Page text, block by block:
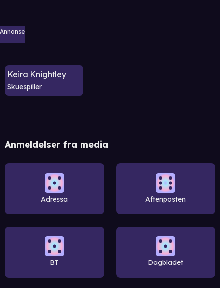
Annonse
Keira Knightley
Skuespiller
Anmeldelser fra media
Adressa Aftenposten
BT Dagbladet